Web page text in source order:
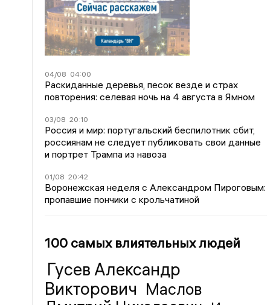
04/08 04:00
Раскиданные деревья, песок везде и страх
повторения: селевая ночь на 4 августа в Ямном
03/08 20:10
Россия и мир: португальский беспилотник сбит,
россиянам не следует публиковать свои данные
и портрет Трампа из навоза
01/08 20:42
Воронежская неделя с Александром Пироговым:
пропавшие пончики с крольчатиной
100 самых влиятельных людей
Гусев Александр
Викторович Маслов